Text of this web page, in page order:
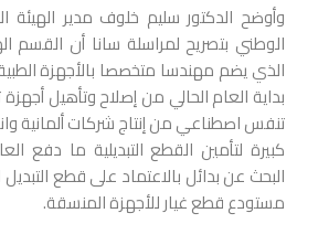
وأوضح الدكتور سليم خلوف مدير
الوطني بتصريح لمراسلة سانا أن
بداية العام الحالي من إصلاح وتأهيل أجهزة
تنفس اصطناعي من إنتاج شركات ألمانية
كبيرة لتأمين القطع التبديلية ما دفع
البحث عن بدائل بالاعتماد على قطع
مستودع قطع غيار للأجهزة المنسقة.